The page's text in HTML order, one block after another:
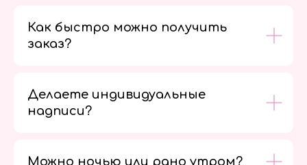
Как быстро можно получить
заказ?
Делаете индивидуальные
надписи?
Можно ночью или рано утром?